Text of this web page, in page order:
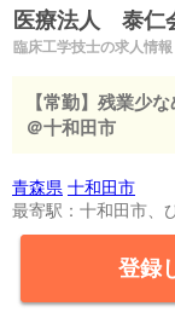
医療法人 泰仁
臨床工学技士の求人情報
【常勤】残業少
＠十和田市
青森県 十和田市
最寄駅：十和田市、
登録